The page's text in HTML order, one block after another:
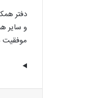
دفتر
و سایر
موفقیت